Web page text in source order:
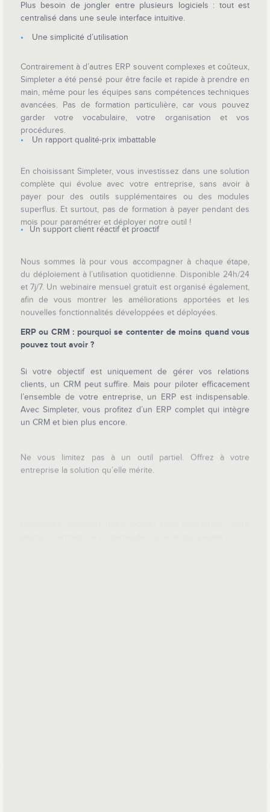
Plus besoin de jongler entre plusieurs logiciels : tout est
centralisé dans une seule interface intuitive.
Une simplicité d’utilisation
Contrairement à d’autres ERP souvent complexes et coûteux,
Simpleter a été pensé pour être facile et rapide à prendre en
main, même pour les équipes sans compétences techniques
avancées. Pas de formation particulière, car vous pouvez
garder votre vocabulaire, votre organisation et vos
procédures.
Un rapport qualité-prix imbattable
En choisissant Simpleter, vous investissez dans une solution
complète qui évolue avec votre entreprise, sans avoir à
payer pour des outils supplémentaires ou des modules
superflus. Et surtout, pas de formation à payer pendant des
mois pour paramétrer et déployer notre outil !
Un support client réactif et proactif
Nous sommes là pour vous accompagner à chaque étape,
du déploiement à l’utilisation quotidienne. Disponible 24h/24
et 7j/7. Un webinaire mensuel gratuit est organisé également,
afin de vous montrer les améliorations apportées et les
nouvelles fonctionnalités développées et déployées.
ERP ou CRM : pourquoi se contenter de moins quand vous
pouvez tout avoir ?
Si votre objectif est uniquement de gérer vos relations
clients, un CRM peut suffire. Mais pour piloter efficacement
l’ensemble de votre entreprise, un ERP est indispensable.
Avec Simpleter, vous profitez d’un ERP complet qui intègre
un CRM et bien plus encore.
Ne vous limitez pas à un outil partiel. Offrez à votre
entreprise la solution qu’elle mérite.